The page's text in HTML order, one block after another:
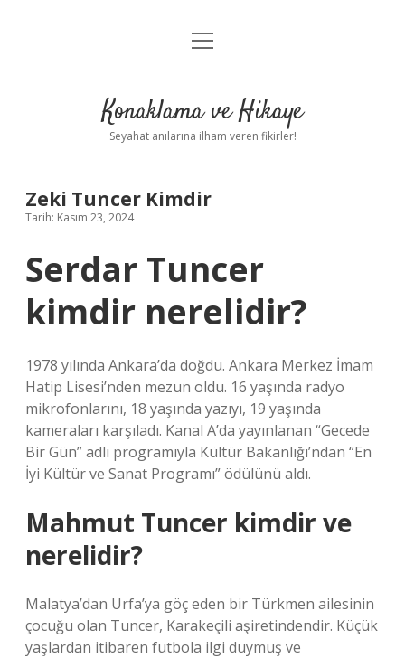
Anasayfa
Yasal Uyarı
menüyü
Konaklama ve Hikaye
Seyahat anılarına ilham veren fikirler!
Zeki Tuncer Kimdir
Tarih: Kasım 23, 2024
Serdar Tuncer
kimdir nerelidir?
1978 yılında Ankara’da doğdu. Ankara Merkez İmam
Hatip Lisesi’nden mezun oldu. 16 yaşında radyo
mikrofonlarını, 18 yaşında yazıyı, 19 yaşında
kameraları karşıladı. Kanal A’da yayınlanan “Gecede
Bir Gün” adlı programıyla Kültür Bakanlığı’ndan “En
İyi Kültür ve Sanat Programı” ödülünü aldı.
Mahmut Tuncer kimdir ve
nerelidir?
Malatya’dan Urfa’ya göç eden bir Türkmen ailesinin
çocuğu olan Tuncer, Karakeçili aşiretindendir. Küçük
yaşlardan itibaren futbola ilgi duymuş ve